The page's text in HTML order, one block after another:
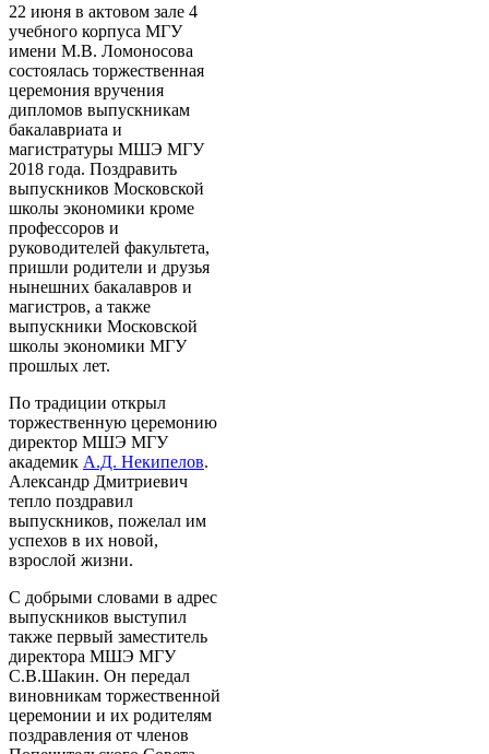
22 июня в актовом зале 4
учебного корпуса МГУ
имени М.В. Ломоносова
состоялась торжественная
церемония вручения
дипломов выпускникам
бакалавриата и
магистратуры МШЭ МГУ
2018 года. Поздравить
выпускников Московской
школы экономики кроме
профессоров и
руководителей факультета,
пришли родители и друзья
нынешних бакалавров и
магистров, а также
выпускники Московской
школы экономики МГУ
прошлых лет.
По традиции открыл
торжественную церемонию
директор МШЭ МГУ
академик А.Д. Некипелов.
Александр Дмитриевич
тепло поздравил
выпускников, пожелал им
успехов в их новой,
взрослой жизни.
С добрыми словами в адрес
выпускников выступил
также первый заместитель
директора МШЭ МГУ
С.В.Шакин. Он передал
виновникам торжественной
церемонии и их родителям
поздравления от членов